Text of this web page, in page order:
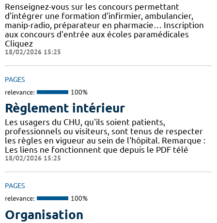
Renseignez-vous sur les concours permettant
d'intégrer une formation d'infirmier, ambulancier,
manip-radio, préparateur en pharmacie… Inscription
aux concours d'entrée aux écoles paramédicales
Cliquez
18/02/2026 15:25
PAGES
relevance: 100%
Règlement intérieur
Les usagers du CHU, qu'ils soient patients,
professionnels ou visiteurs, sont tenus de respecter
les règles en vigueur au sein de l'hôpital. Remarque :
Les liens ne fonctionnent que depuis le PDF télé
18/02/2026 15:25
PAGES
relevance: 100%
Organisation